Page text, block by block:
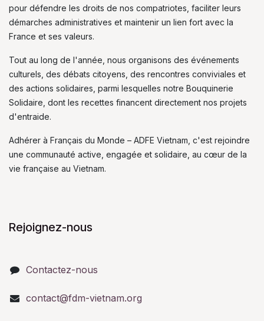
pour défendre les droits de nos compatriotes, faciliter leurs
démarches administratives et maintenir un lien fort avec la
France et ses valeurs.
Tout au long de l'année, nous organisons des événements
culturels, des débats citoyens, des rencontres conviviales et
des actions solidaires, parmi lesquelles notre Bouquinerie
Solidaire, dont les recettes financent directement nos projets
d'entraide.
Adhérer à Français du Monde – ADFE Vietnam, c'est rejoindre
une communauté active, engagée et solidaire, au cœur de la
vie française au Vietnam.
Rejoignez-nous
Contactez-nous
contact@fdm-vietnam.org